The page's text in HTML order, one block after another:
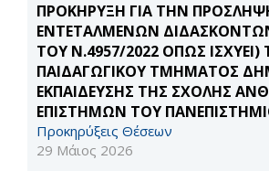
ΠΡΟΚΗΡΥΞΗ ΓΙΑ ΤΗΝ
ΕΝΤΕΤΑΛΜΕΝΩΝ
ΤΟΥ Ν.4957/2022 ΟΠΩΣ ΙΣΧΥΕΙ)
ΠΑΙΔΑΓΩΓΙΚΟΥ ΤΜΗΜΑΤΟΣ
ΕΚΠΑΙΔΕΥΣΗΣ ΤΗΣ ΣΧΟΛΗΣ
ΕΠΙΣΤΗΜΩΝ ΤΟΥ
Προκηρύξεις Θέσεων
29 Μάιος 2026